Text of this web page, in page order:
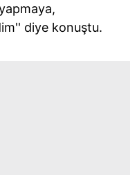
diye konuştu.